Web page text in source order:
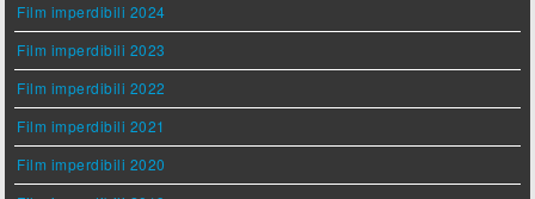
Film imperdibili 2024
Film imperdibili 2023
Film imperdibili 2022
Film imperdibili 2021
Film imperdibili 2020